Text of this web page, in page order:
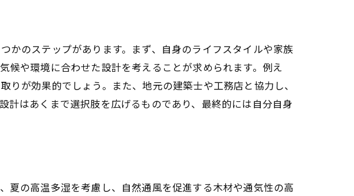
る理由とは
メリット
かのステップがあります。まず、自身のライフスタイルや家族
や環境に合わせた設計を考えることが求められます。例え
が効果的でしょう。また、地元の建築士や工務店と協力し、
計はあくまで選択肢を広げるものであり、最終的には自分自身
夏の高温多湿を考慮し、自然通風を促進する木材や通気性の高